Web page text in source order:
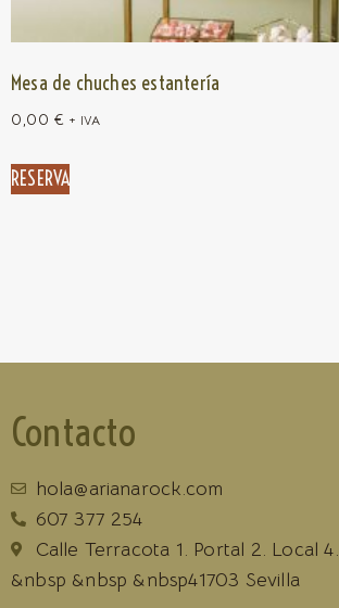
Mesa de chuches estantería
0,00 € + IVA
RESERVA
Contacto
hola@arianarock.com
607 377 254
Calle Terracota 1. Portal 2. Local 4.
&nbsp &nbsp &nbsp41703 Sevilla